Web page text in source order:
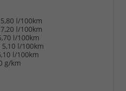
5,80 l/100km
7,20 l/100km
l/100km
5,10 l/100km
l/100km
g/km